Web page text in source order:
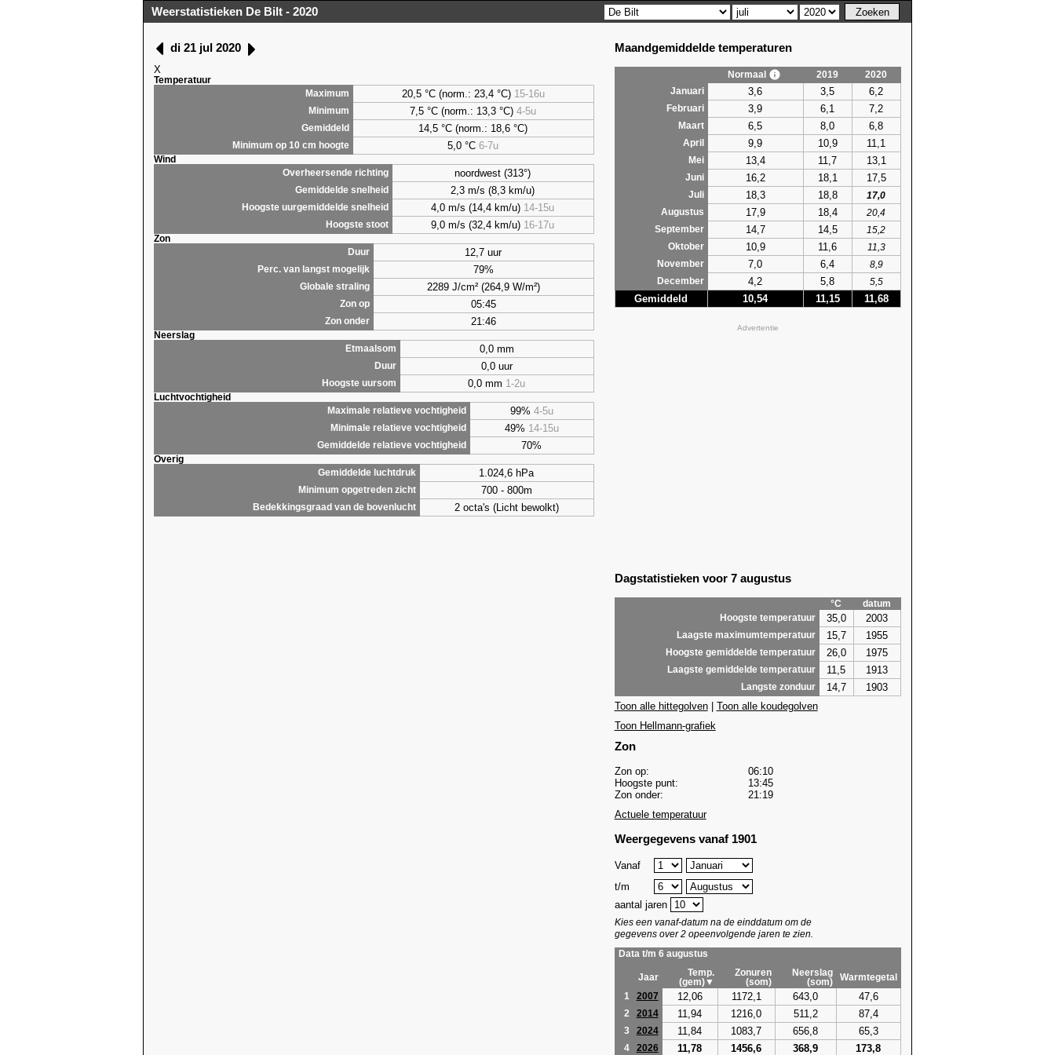
Weerstatistieken De Bilt - 2020
di 21 jul 2020
X
Temperatuur
Maximum
20,5 °C (norm.: 23,4 °C) 15-16u
Minimum 7,5 °C (norm.: 13,3 °C)4-5u
Gemiddeld 14,5 °C (norm.: 18,6 °C)
Minimum op 10 cm hoogte 5,0 °C6-7u
Wind
Overheersende richting
noordwest (313°)
Gemiddelde snelheid 2,3 m/s (8,3 km/u)
Hoogste uurgemiddelde snelheid 4,0 m/s (14,4 km/u) 14-15u
Hoogste stoot 9,0 m/s (32,4 km/u) 16-17u
Zon
Duur
12,7 uur
Perc. van langst mogelijk 79%
Globale straling 2289 J/cm² (264,9 W/m²)
Zon op 05:45
Zon onder 21:46
Neerslag
Etmaalsom
0,0 mm
Duur 0,0 uur
Hoogste uursom 0,0 mm 1-2u
Luchtvochtigheid
Maximale relatieve vochtigheid
99% 4-5u
Minimale relatieve vochtigheid 49% 14-15u
Gemiddelde relatieve vochtigheid 70%
Overig
Gemiddelde luchtdruk
1.024,6 hPa
Minimum opgetreden zicht 700 - 800m
Bedekkingsgraad van de bovenlucht 2 octa's (Licht bewolkt)
Maandgemiddelde temperaturen
Normaal 2019
2020
Januari
3,6 3,5 6,2
Februari 3,9 6,1 7,2
Maart 6,5 8,0 6,8
April 9,9 10,9 11,1
Mei 13,4 11,7 13,1
Juni 16,2 18,1 17,5
Juli 18,3 18,8
17,0
Augustus
17,9 18,4
20,4
September
14,7 14,5
15,2
Oktober
10,9 11,6
11,3
November
7,0 6,4
8,9
December
4,2 5,8 5,5
Gemiddeld 10,54 11,15 11,68
Advertentie
Dagstatistieken voor 7 augustus
°C
datum
Hoogste temperatuur
35,0 2003
Laagste maximumtemperatuur 15,7 1955
Hoogste gemiddelde temperatuur 26,0 1975
Laagste gemiddelde temperatuur 11,5 1913
Langste zonduur 14,7
1903
Toon alle hittegolven| Toon alle koudegolven
Toon Hellmann-grafiek
Zon
Zon op:
06:10
Hoogste punt:
13:45
Zon onder:
21:19
Actuele temperatuur
Weergegevens vanaf 1901
Vanaf
t/m
aantal jaren
Kies een vanaf-datum na de einddatum om de
gegevens over 2 opeenvolgende jaren te zien.
Data t/m 6 augustus
Jaar
Temp.
(gem)▼
Zonuren
(som)
Neerslag
(som)
Warmtegetal
1
2007 12,06 1172,1 643,0 47,6
2 2014 11,94 1216,0 511,2 87,4
3 2024 11,84 1083,7 656,8 65,3
4 2026 11,78 1456,6 368,9 173,8